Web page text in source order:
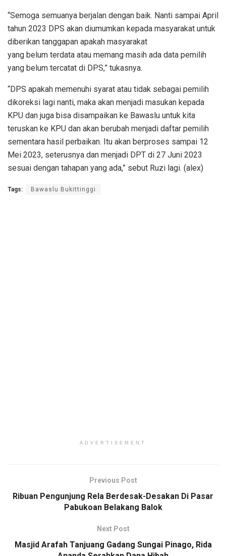
“Semoga semuanya berjalan dengan baik. Nanti sampai April
tahun 2023 DPS akan diumumkan kepada masyarakat untuk
diberikan tanggapan apakah masyarakat
yang belum terdata atau memang masih ada data pemilih
yang belum tercatat di DPS,” tukasnya.
“DPS apakah memenuhi syarat atau tidak sebagai pemilih
dikoreksi lagi nanti, maka akan menjadi masukan kepada
KPU dan juga bisa disampaikan ke Bawaslu untuk kita
teruskan ke KPU dan akan berubah menjadi daftar pemilih
sementara hasil perbaikan. Itu akan berproses sampai 12
Mei 2023, seterusnya dan menjadi DPT di 27 Juni 2023
sesuai dengan tahapan yang ada,” sebut Ruzi lagi. (alex)
Tags: Bawaslu Bukittinggi
ADVERTISEMENT
Previous Post
Ribuan Pengunjung Rela Berdesak-Desakan Di Pasar
Pabukoan Belakang Balok
Next Post
Masjid Arafah Tanjuang Gadang Sungai Pinago, Rida